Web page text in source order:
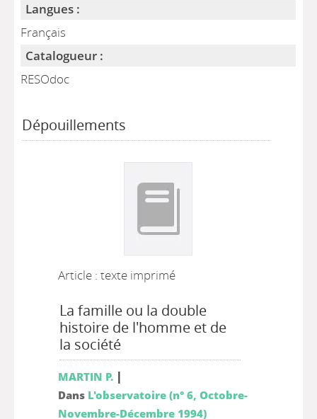
Langues :
Français
Catalogueur :
RESOdoc
Dépouillements
Article : texte imprimé
La famille ou la double
histoire de l'homme et de
la société
MARTIN P. |
Dans L'observatoire (n° 6, Octobre-
Novembre-Décembre 1994)